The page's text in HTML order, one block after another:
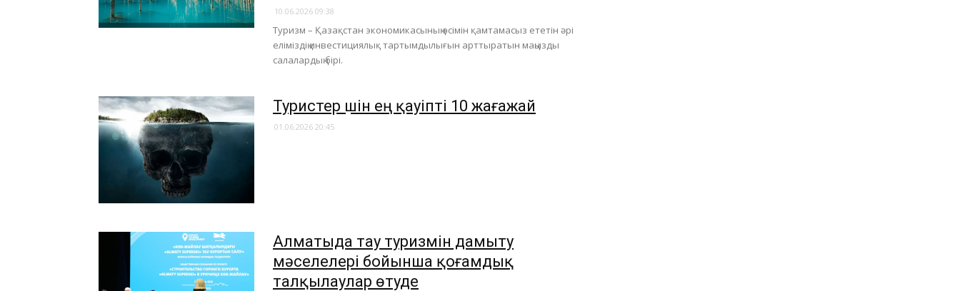
10.06.2026 09:38
Туризм – Қазақстан экономикасының өсімін қамтамасыз ететін әрі
еліміздің инвестициялық тартымдылығын арттыратын маңызды
салалардың бірі.
Туристер үшін ең қауіпті 10 жағажай
01.06.2026 20:45
​Алматыда тау туризмін дамыту
мәселелері бойынша қоғамдық
талқылаулар өтуде